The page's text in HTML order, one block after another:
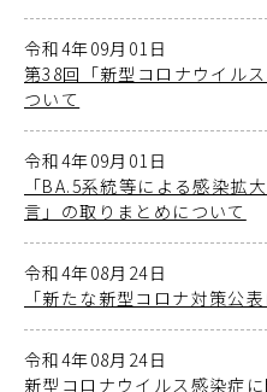
令和4年09月01日
第38回「新型コロナウイル
ついて
令和4年09月01日
「BA.5系統等による感染拡
言」の取りまとめについて
令和4年08月24日
「新たな新型コロナ対策公表
令和4年08月24日
新型コロナウイルス感染症